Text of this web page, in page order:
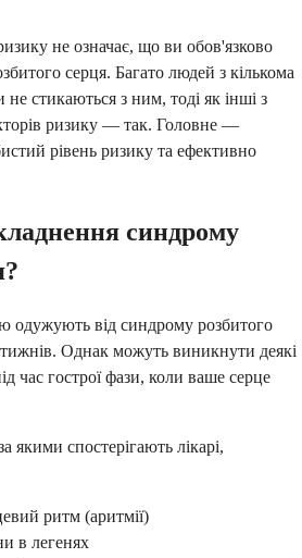
не означає, що ви обов'язково
серця. Багато людей з кількома
стикаються з ним, тоді як інші з
ризику — так. Головне —
рівень ризику та ефективно
синдрому
одужують від синдрому розбитого
Однак можуть виникнути деякі
час гострої фази, коли ваше серце
якими спостерігають лікарі,
ритм (аритмії)
в легенях